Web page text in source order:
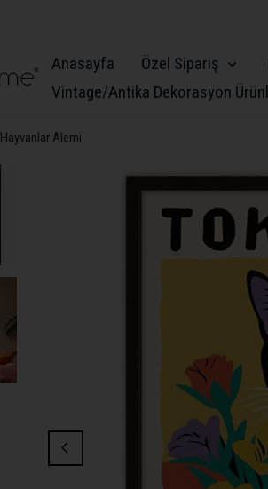
Anasayfa Özel Sipariş
Vintage/Antika Dekorasyon
Hayvanlar Alemi